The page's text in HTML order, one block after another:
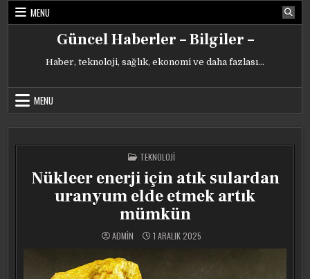
Skip
MENU
Güncel Haberler – Bilgiler –
Haber, teknoloji, sağlık, ekonomi ve daha fazlası…
MENU
POSTED
IN
TEKNOLOJI
Nükleer enerji için atık sulardan
uranyum elde etmek artık
mümkün
ADMIN 1 ARALIK 2025